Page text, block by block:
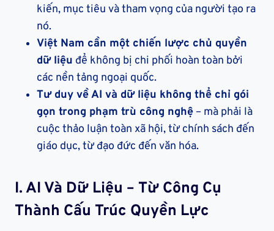
kiến, mục tiêu và tham vọng của người tạo ra
nó.
Việt Nam cần một chiến lược chủ quyền
dữ liệu để không bị chi phối hoàn toàn bởi
các nền tảng ngoại quốc.
Tư duy về AI và dữ liệu không thể chỉ gói
gọn trong phạm trù công nghệ – mà phải là
cuộc thảo luận toàn xã hội, từ chính sách đến
giáo dục, từ đạo đức đến văn hóa.
I. AI Và Dữ Liệu – Từ Công Cụ
Thành Cấu Trúc Quyền Lực